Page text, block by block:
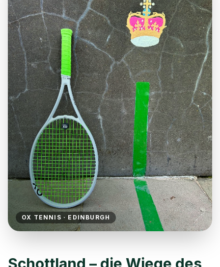
OX TENNIS · EDINBURGH
Schottland – die Wiege des